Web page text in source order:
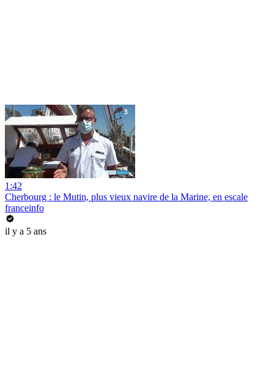
1:42
Cherbourg : le Mutin, plus vieux navire de la Marine, en escale
franceinfo
il y a 5 ans